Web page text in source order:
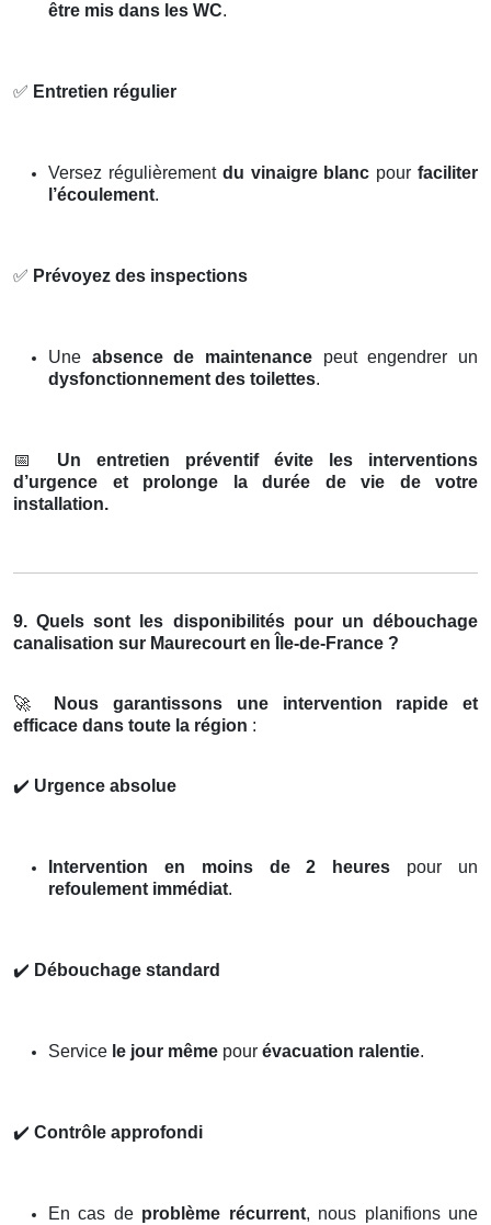
être mis dans les WC.
✅ Entretien régulier
Versez régulièrement du vinaigre blanc pourfaciliter
l’écoulement.
✅ Prévoyez des inspections
Une absence de maintenance peut engendrer un
dysfonctionnement des toilettes.
📅
Un entretien préventif évite les interventions
d’urgence et prolonge la durée de vie de votre
installation.
9. Quels sont les disponibilités pour un débouchage
canalisation sur Maurecourt en Île-de-France ?
🚀
Nous garantissons une intervention rapide et
efficace dans toute la région :
✔️ Urgence absolue
Intervention en moins de 2 heures pour un
refoulement immédiat.
✔️ Débouchage standard
Service le jour même pour évacuation ralentie.
✔️ Contrôle approfondi
En cas de problème récurrent, nous planifions une